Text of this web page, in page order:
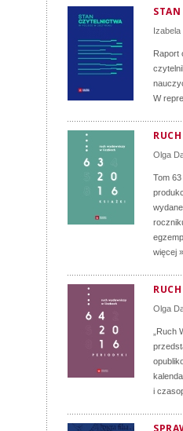
Raport
W
Olga
Tom
więcej »
Olga
i